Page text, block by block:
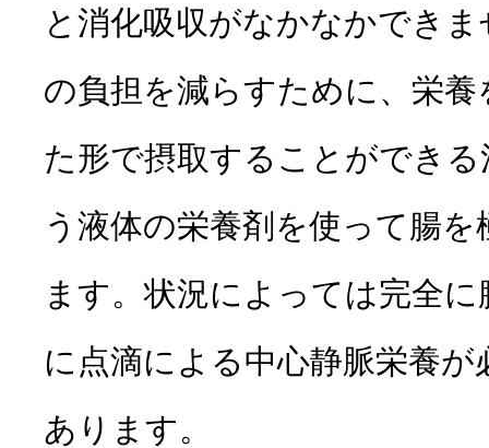
と消化吸収がなかなかでき
の負担を減らすために、栄
た形で摂取することができ
う液体の栄養剤を使って腸
ます。状況によっては完全
に点滴による中心静脈栄養
あります。